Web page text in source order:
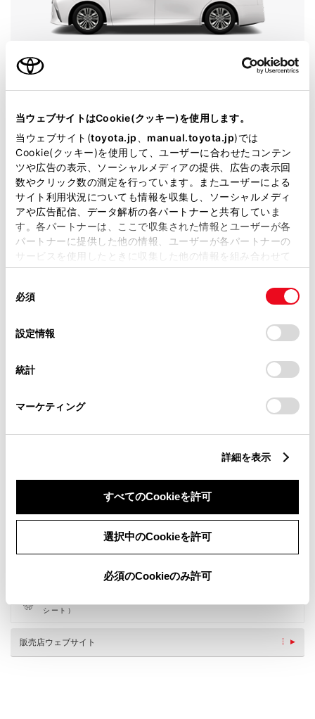
当ウェブサイトはCookie(クッキー)を使用します。
当ウェブサイト(toyota.jp manual.toyota.jp)では
Cookie(クッキー)を使用して、ユーザーに合わせたコンテン
ツや広告の表示、ソーシャルメディアの提供、広告の表示回
数やクリック数の測定を行っています。またユーザーによる
サイト利用状況についても情報を収集し、ソーシャルメディ
アや広告配信、データ解析の各パートナーと共有していま
す。各パートナーは、ここで収集された情報とユーザーが各
パートナーに提供した他の情報、ユーザーが各パートナーの
サービスを使用したときに収集した他の情報を組み合わせて
使用することがあります。当ウェブサイトの使用を続行する
デバイスにすべてのCookie(クッキー)が保存されることに同
意したことになります。Cookie(クッキー)のオプトアウト、
設定の変更、同意を撤回したりするにあたっては、当社の
「Cookie（クッキー）情報の取り扱いについて
」をご覧くだ
必須
設定情報
統計
マーケティング
詳細を表示
すべてのCookieを許可
選択中のCookieを許可
必須のCookieのみ許可
カラー プラチナホワイトパールマイカ
エンジンタイプ ハイブリッド
駆動方式 2WD FF
展示車
新車 中古車 サービス 軽自動車
車検・整備・メンテナンス取
シート）
販売店ウェブサイト